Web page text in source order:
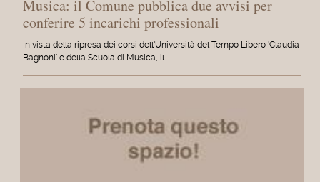
Musica: il Comune pubblica due avvisi per
conferire 5 incarichi professionali
In vista della ripresa dei corsi dell'Università del Tempo Libero 'Claudia
Bagnoni' e della Scuola di Musica, il…